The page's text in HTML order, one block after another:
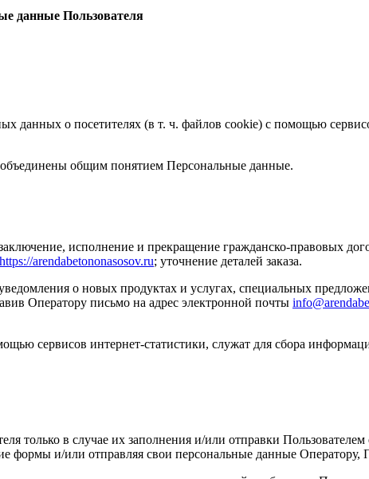
данные Пользователя
данных о посетителях (в т. ч. файлов cookie) с помощью
общим понятием Персональные данные.
исполнение и прекращение гражданско-правовых
https://arendabetononasosov.ru; уточнение деталей заказа.
о новых продуктах и услугах, специальных
Оператору письмо на адрес электронной почты
сервисов интернет-статистики, служат для сбора
только в случае их заполнения и/или отправки
формы и/или отправляя свои персональные данные Оператору,